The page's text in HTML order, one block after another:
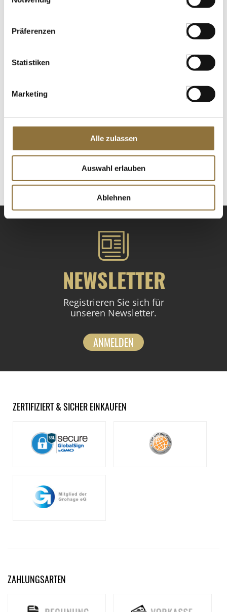
Präferenzen
Statistiken
Marketing
Alle zulassen
Auswahl erlauben
Ablehnen
€ 94,40/ kg
LEBENSMITTELKENNZEICHNUNGEN
Dinkel Semmelbrösel (Paniermehl),
€ 18,50/ kg
NEWSLETTER
Registrieren Sie sich für
unseren Newsletter.
ANMELDEN
ZERTIFIZIERT & SICHER EINKAUFEN
ZAHLUNGSARTEN